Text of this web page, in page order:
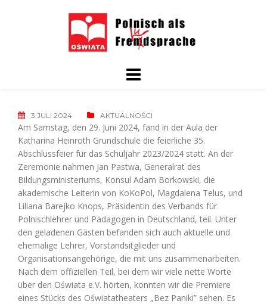
3 JULI 2024 AKTUALNOŚCI
Am Samstag, den 29. Juni 2024, fand in der Aula der
Katharina Heinroth Grundschule die feierliche 35.
Abschlussfeier für das Schuljahr 2023/2024 statt. An der
Zeremonie nahmen Jan Pastwa, Generalrat des
Bildungsministeriums, Konsul Adam Borkowski, die
akademische Leiterin von KoKoPol, Magdalena Telus, und
Liliana Barejko Knops, Präsidentin des Verbands für
Polnischlehrer und Pädagogen in Deutschland, teil. Unter
den geladenen Gästen befanden sich auch aktuelle und
ehemalige Lehrer, Vorstandsitglieder und
Organisationsangehörige, die mit uns zusammenarbeiten.
Nach dem offiziellen Teil, bei dem wir viele nette Worte
über den Oświata e.V. hörten, konnten wir die Premiere
eines Stücks des Oświatatheaters „Bez Paniki” sehen. Es